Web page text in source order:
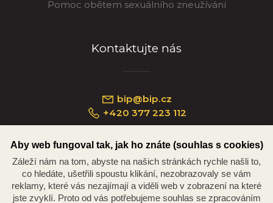
Pomoc obětem sexuálního zneužívání
Kontaktujte nás
bip@bip.cz
+420 377 223 112
Náměstí Republiky 234/35, 301 00 Plzeň
Aby web fungoval tak, jak ho znáte (souhlas s cookies)
Záleží nám na tom, abyste na našich stránkách rychle našli to,
co hledáte, ušetřili spoustu klikání, nezobrazovaly se vám
reklamy, které vás nezajímají a viděli web v zobrazení na které
jste zvyklí. Proto od vás potřebujeme souhlas se zpracováním